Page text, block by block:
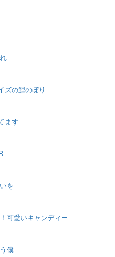
ズの鯉のぼり
ます
を
可愛いキャンディー
僕